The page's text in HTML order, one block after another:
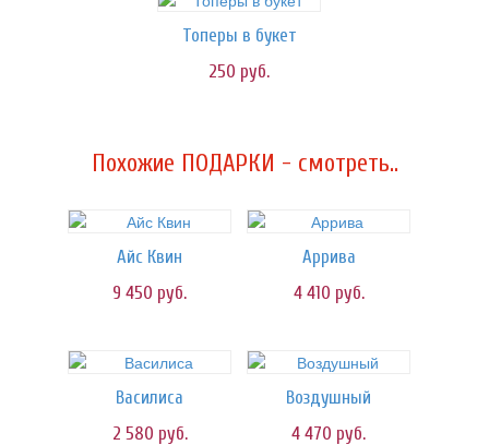
Топеры в букет
250 руб.
Похожие ПОДАРКИ - смотреть..
Айс Квин
9 450 руб.
Аррива
4 410 руб.
Василиса
2 580 руб.
Воздушный
4 470 руб.